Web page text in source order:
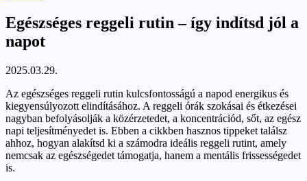
Egészséges reggeli rutin – így indítsd jól a
napot
2025.03.29.
Az egészséges reggeli rutin kulcsfontosságú a napod energikus és
kiegyensúlyozott elindításához. A reggeli órák szokásai és étkezései
nagyban befolyásolják a közérzetedet, a koncentrációd, sőt, az egész
napi teljesítményedet is. Ebben a cikkben hasznos tippeket találsz
ahhoz, hogyan alakítsd ki a számodra ideális reggeli rutint, amely
nemcsak az egészségedet támogatja, hanem a mentális frissességedet
is.